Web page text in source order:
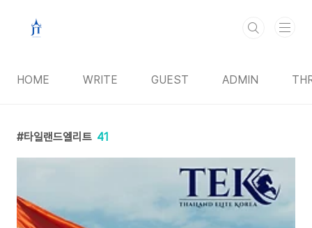
HOME WRITE GUEST ADMIN
타일랜드엘리트 41